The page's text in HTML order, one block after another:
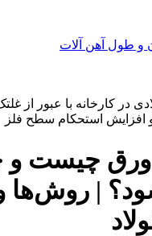
و طول آهن آلات
ورق چیست و
| روش‌ها